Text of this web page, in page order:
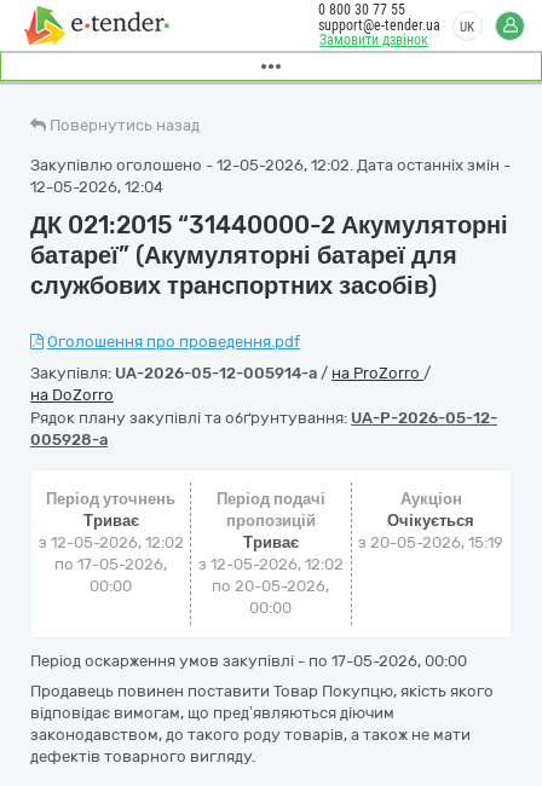
Замовити дзвінок
0 800 30 77 55
support@e-tender.ua
UK
Повернутись назад
Закупівлю оголошено - 12-05-2026, 12:02. Дата останніх змін -
12-05-2026, 12:04
ДК 021:2015 “31440000-2 Акумуляторні
батареї” (Акумуляторні батареї для
службових транспортних засобів)
Оголошення про проведення.pdf
Закупівля: UA-2026-05-12-005914-a / на ProZorro /
на DoZorro
Рядок плану закупівлі та обґрунтування: UA-P-2026-05-12-
005928-a
Період уточнень
Триває
з 12-05-2026, 12:02
по 17-05-2026,
00:00
Період подачі
пропозицій
Триває
з 12-05-2026, 12:02
по 20-05-2026,
00:00
Аукціон
Очікується
з20-05-2026, 15:19
Період оскарження умов закупівлі - по 17-05-2026, 00:00
Продавець повинен поставити Товар Покупцю, якість якого
відповідає вимогам, що пред’являються діючим
законодавством, до такого роду товарів, а також не мати
дефектів товарного вигляду.